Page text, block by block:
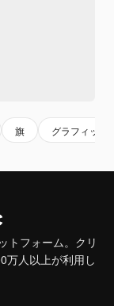
旗 グラフィック
トフォーム。クリ
万人以上が利用し